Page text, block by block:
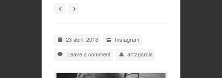
23 abril, 2013
Instagram
Leave a comment
aritzgarcia